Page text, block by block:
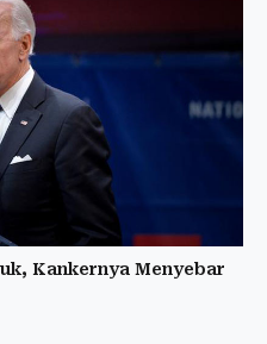
Kankernya Menyebar